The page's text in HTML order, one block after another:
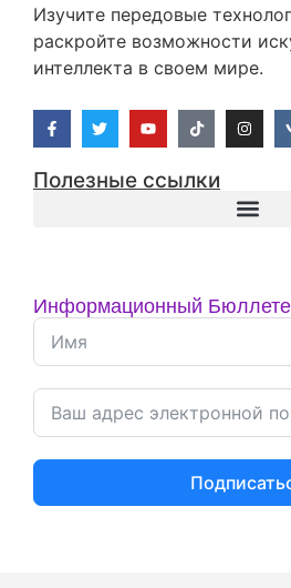
Изучите передовые
раскройте возможности
интеллекта в своем мире.
Полезные ссылки
Информационный